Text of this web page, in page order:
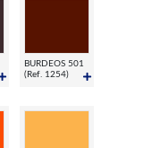
BURDEOS 501
(Ref. 1254)